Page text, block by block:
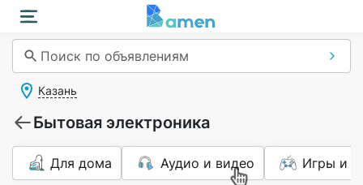
Поиск по объявлениям
Казань
Бытовая электроника
Для дома Аудио и видео Игры и